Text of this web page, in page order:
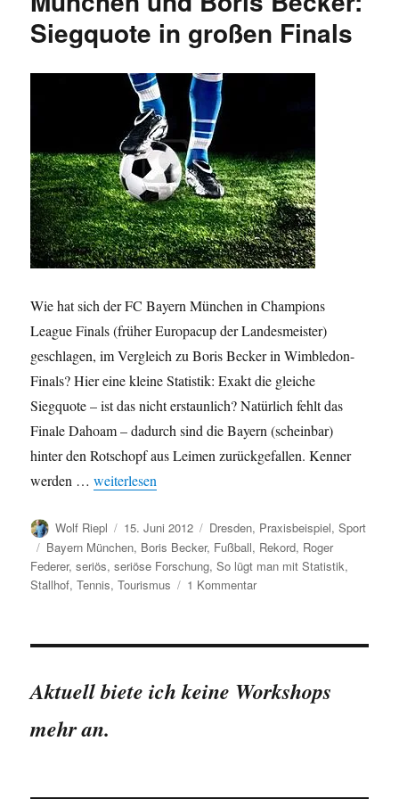
Spielen
nach
Siegquote in großen Finals
Wie hat sich der FC Bayern München in Champions
League Finals (früher Europacup der Landesmeister)
geschlagen, im Vergleich zu Boris Becker in Wimbledon-
Finals? Hier eine kleine Statistik: Exakt die gleiche
Siegquote – ist das nicht erstaunlich? Natürlich fehlt das
Finale Dahoam – dadurch sind die Bayern (scheinbar)
hinter den Rotschopf aus Leimen zurückgefallen. Kenner
werden …„Vergleich zwischen Bayern München und Boris
weiterlesen
Autor
Wolf Riepl
Veröffentlicht
am
15. Juni 2012 Kategorien
Dresden, Praxisbeispiel,Sport
Schlagwörter
Bayern München, Boris Becker, Fußball, Rekord, Roger
Federer,seriös,seriöse Forschung,So lügt man mit Statistik,
Stallhof,Tennis,Tourismus 1 Kommentarzu
Bayern
Boris
Aktuell biete ich keine Workshops
mehr an.